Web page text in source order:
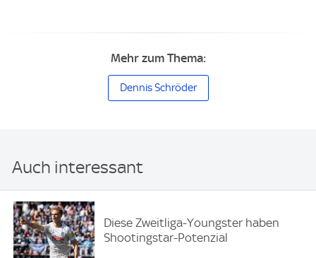
Mehr zum Thema:
Dennis Schröder
Auch interessant
Diese Zweitliga-Youngster haben
Shootingstar-Potenzial